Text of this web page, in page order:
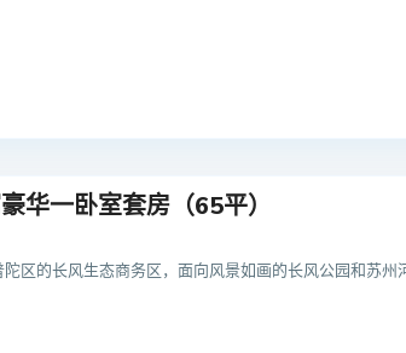
华一卧室套房（65平）
区的长风生态商务区，面向风景如画的长风公园和苏州